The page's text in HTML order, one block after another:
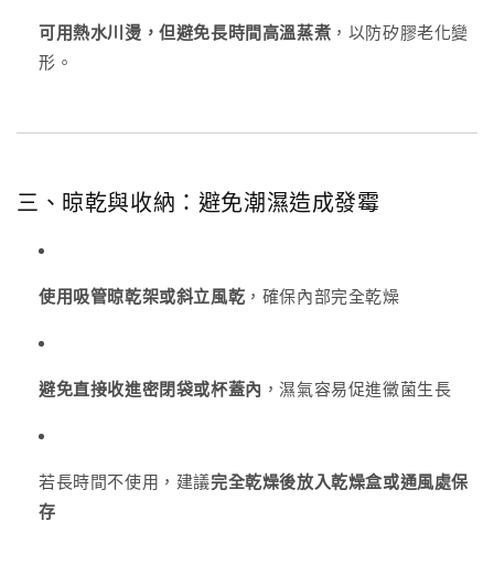
可用熱水川燙，但避免長時間高溫蒸煮 ，以防矽膠老化變
形。
三、晾乾與收納：避免潮濕造成發霉
使用吸管晾乾架或斜立風乾 ，確保內部完全乾燥
避免直接收進密閉袋或杯蓋內 ，濕氣容易促進黴菌生長
若長時間不使用，建議完全乾燥後放入乾燥盒或通風處保
存